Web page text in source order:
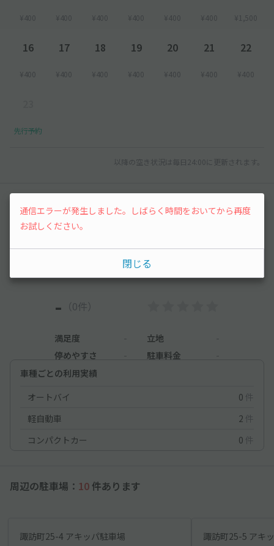
¥400 ¥400 ¥400 ¥400 ¥400 ¥400 ¥1,500
16
¥400
17
¥400
18
¥400
19
¥400
20
¥400
21
¥400
22
¥400
先行予約
以降の空き状況は毎日24:00に更新されます。
レビュー
ために、利用後にレビューを投稿してみましょ
- （0件）
満足度 - 立地
-
停めやすさ
駐車料金
車種ごとの利用実績
オートバイ
0 件
軽自動車
2 件
コンパクトカー
0 件
周辺の駐車場： 10 件あります
諏訪町25-4 アキッパ駐車場
諏訪町25-5 アキ
通信エラーが発生しました。しばらく時間をおいてから再度
お試しください。
閉じる